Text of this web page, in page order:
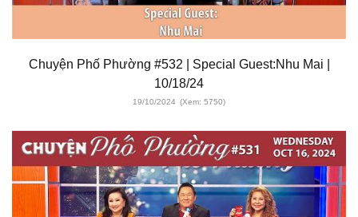
Chuyện Phố Phường #532 | Special Guest:Nhu Mai |
10/18/24
19/10/2024 (Xem: 5750)